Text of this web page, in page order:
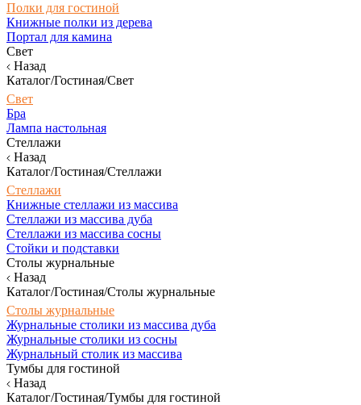
Полки для гостиной
Книжные полки из дерева
Портал для камина
Свет
Назад
Каталог/Гостиная/Свет
Свет
Бра
Лампа настольная
Стеллажи
Назад
Каталог/Гостиная/Стеллажи
Стеллажи
Книжные стеллажи из массива
Стеллажи из массива дуба
Стеллажи из массива сосны
Стойки и подставки
Столы журнальные
Назад
Каталог/Гостиная/Столы журнальные
Столы журнальные
Журнальные столики из массива дуба
Журнальные столики из сосны
Журнальный столик из массива
Тумбы для гостиной
Назад
Каталог/Гостиная/Тумбы для гостиной